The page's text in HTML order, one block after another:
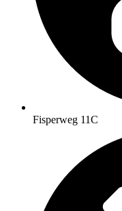
Fisperweg 11C